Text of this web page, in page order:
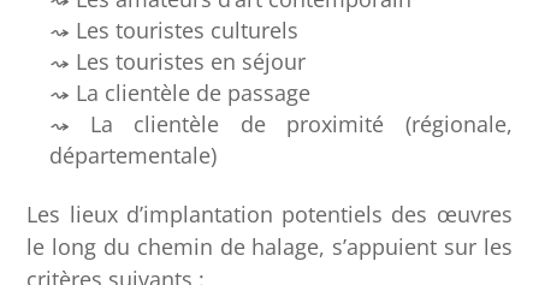
Les touristes culturels
Les touristes en séjour
La clientèle de passage
La clientèle de proximité (régionale,
départementale)
Les lieux d’implantation potentiels des œuvres
le long du chemin de halage, s’appuient sur les
critères suivants :